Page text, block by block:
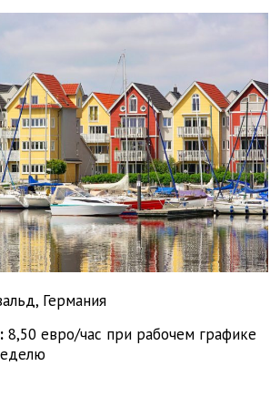
Германия
8,50 евро/час при рабочем графике